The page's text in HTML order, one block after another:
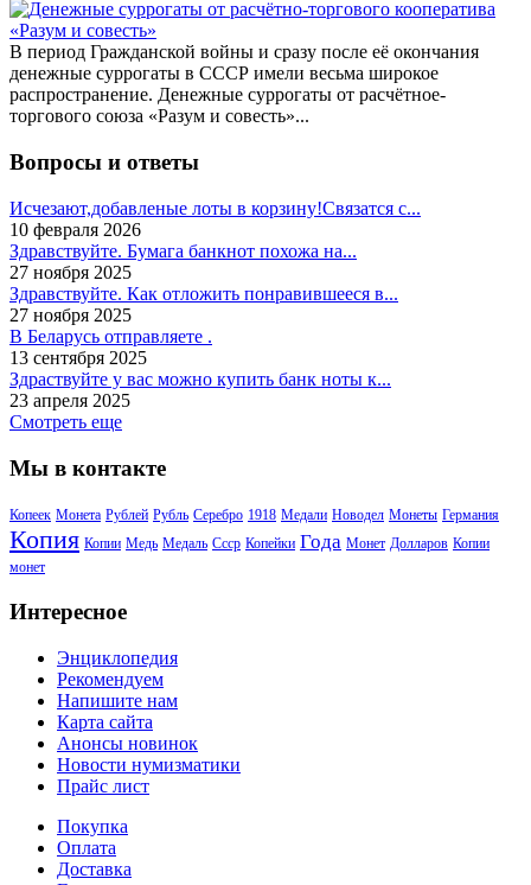
В период Гражданской войны и сразу после её окончания
денежные суррогаты в СССР имели весьма широкое
распространение. Денежные суррогаты от расчётное-
торгового союза «Разум и совесть»...
Вопросы и ответы
Исчезают,добавленые лоты в корзину!Связатся с...
10 февраля 2026
Здравствуйте. Бумага банкнот похожа на...
27 ноября 2025
Здравствуйте. Как отложить понравившееся в...
27 ноября 2025
В Беларусь отправляете .
13 сентября 2025
Здраствуйте у вас можно купить банк ноты к...
23 апреля 2025
Смотреть еще
Мы в контакте
Копеек Монета Рублей Рубль Серебро 1918 Медали Новодел Монеты Германия
Копия Копии Медь Медаль Ссср Копейки Года Монет Долларов Копии
монет
Интересное
Энциклопедия
Рекомендуем
Напишите нам
Карта сайта
Анонсы новинок
Новости нумизматики
Прайс лист
Покупка
Оплата
Доставка